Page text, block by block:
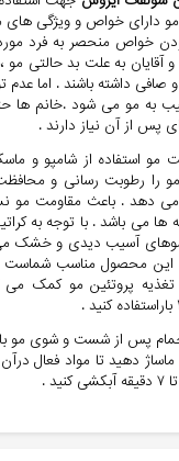
دارای خواص و ویژگی های
خواص منحصر به فرد
آقایان به علت بد حالتی مو
صافی داشته باشند . اما عدم
به مو می شود .خانم
پس از آن نیاز دارند .
مو استفاده از شامپو
را رطوبت رسانی و
دهد . باعث مقاومت مو
ها می باشد . با توجه به
آسیب دیدی و خشک می
محصول مناسب شماست .
تغذیه پروتئین مو کمک
پس از شست و شوی مو با
ماساژ دهید تا مواد فعال